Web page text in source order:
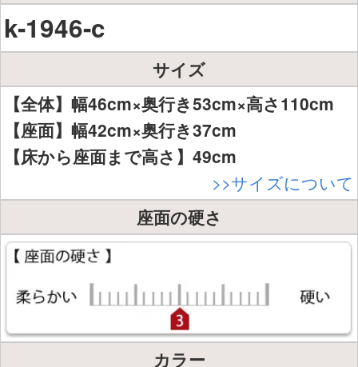
k-1946-c
サイズ
【全体】幅46cm×奥行き53cm×高さ110cm
【座面】幅42cm×奥行き37cm
【床から座面まで高さ】49cm
>>サイズについて
座面の硬さ
カラー